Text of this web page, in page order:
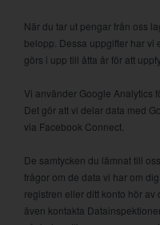
När du tar ut pengar från oss
belopp. Dessa uppgifter har vi
görs i upp till åtta år för att
Vi använder Google Analytics
Det gör att vi delar data med
via Facebook Connect.
De samtycken du lämnat till
frågor om de data vi har om
registren eller ditt konto hör
även kontakta